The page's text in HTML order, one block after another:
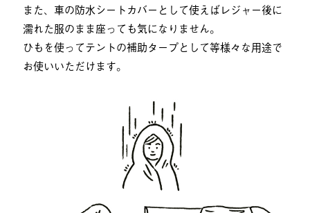
また、車の防水シートカバーとして使えばレジャー後に
濡れた服のまま座っても気になりません。
ひもを使ってテントの補助タープとして等様々な用途で
お使いいただけます。